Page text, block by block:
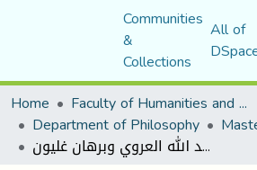
Communities
&
Collections
All of
Home
Faculty of Humanities and Social Sciences
Department of Philosophy
اشكالية العقل بين عبد الله العروي وبرهان غليون